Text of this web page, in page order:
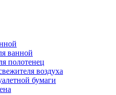
ванной
полотенец
воздуха
бумаги